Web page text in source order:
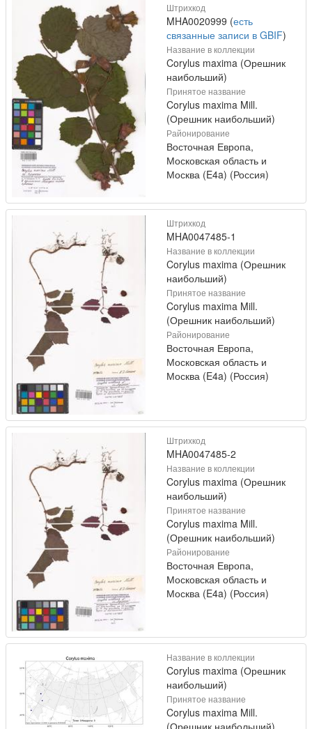
Штрихкод
MHA0020999 (есть
связанные записи в GBIF)
Название в коллекции
Corylus maxima (Орешник
наибольший)
Принятое название
Corylus maxima Mill.
(Орешник наибольший)
Районирование
Восточная Европа,
Московская область и
Москва (E4a) (Россия)
Штрихкод
MHA0047485-1
Название в коллекции
Corylus maxima (Орешник
наибольший)
Принятое название
Corylus maxima Mill.
(Орешник наибольший)
Районирование
Восточная Европа,
Московская область и
Москва (E4a) (Россия)
Штрихкод
MHA0047485-2
Название в коллекции
Corylus maxima (Орешник
наибольший)
Принятое название
Corylus maxima Mill.
(Орешник наибольший)
Районирование
Восточная Европа,
Московская область и
Москва (E4a) (Россия)
Название в коллекции
Corylus maxima (Орешник
наибольший)
Принятое название
Corylus maxima Mill.
(Орешник наибольший)